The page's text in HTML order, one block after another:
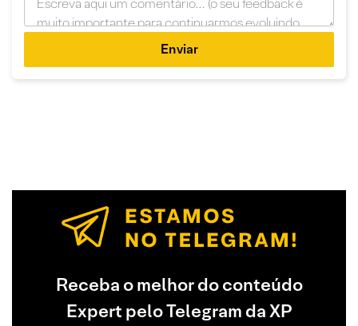
Enviar
Receba o melhor do conteúdo
Expert pelo Telegram da XP